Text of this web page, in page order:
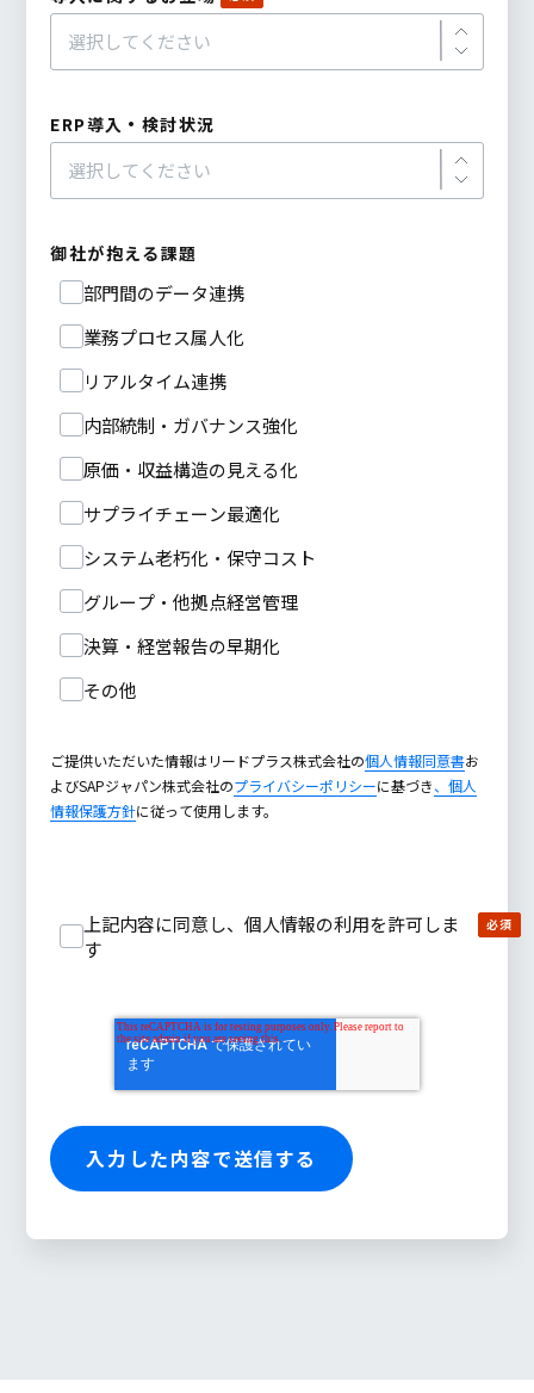
ERP導入・検討状況
御社が抱える課題
部門間のデータ連携
業務プロセス属人化
リアルタイム連携
内部統制・ガバナンス強化
原価・収益構造の見える化
サプライチェーン最適化
システム老朽化・保守コスト
グループ・他拠点経営管理
決算・経営報告の早期化
その他
ご提供いただいた情報はリードプラス株式会社の個人情報同意書お
よびSAPジャパン株式会社のプライバシーポリシーに基づき、個人
情報保護方針に従って使用します。
上記内容に同意し、個人情報の利用を許可しま
す